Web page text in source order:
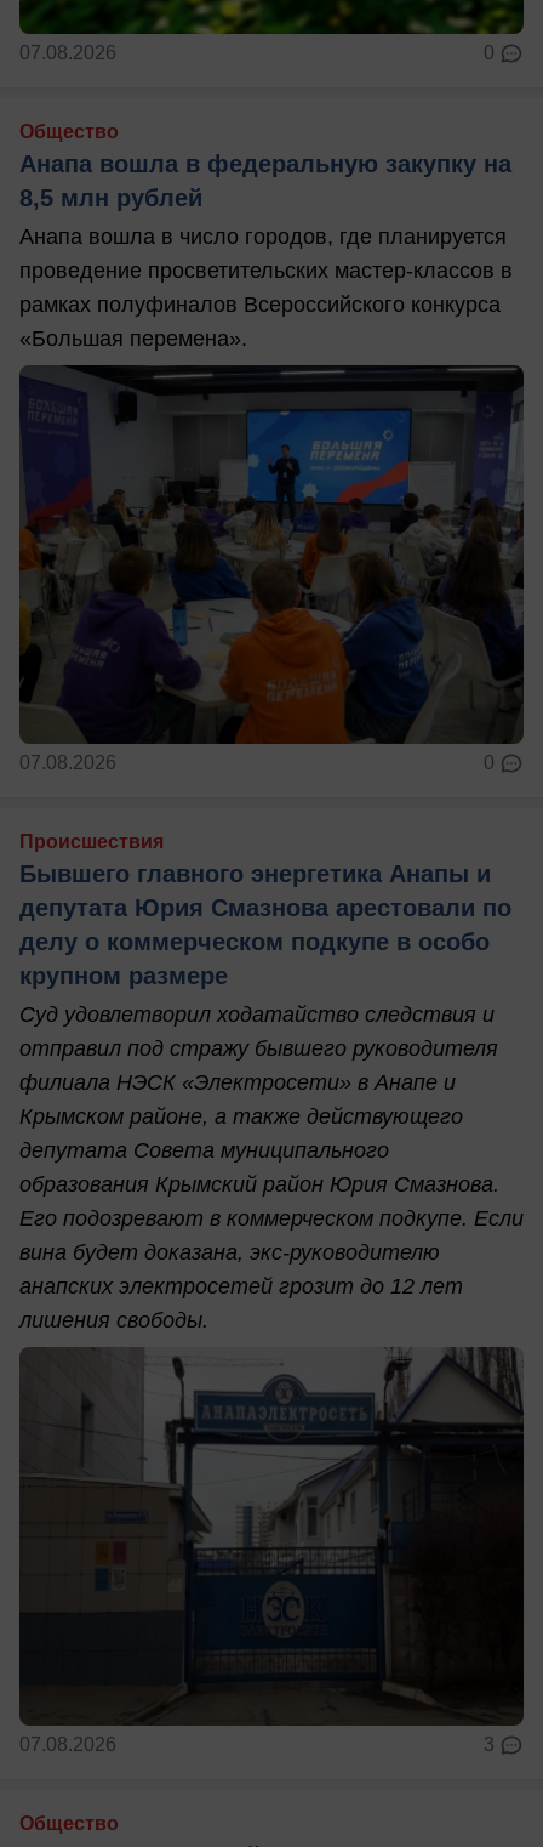
07.08.2026 0
Общество
Анапа вошла в федеральную закупку на
8,5 млн рублей
Анапа вошла в число городов, где планируется
проведение просветительских мастер-классов в
рамках полуфиналов Всероссийского конкурса
«Большая перемена».
07.08.2026 0
Происшествия
Бывшего главного энергетика Анапы и
депутата Юрия Смазнова арестовали по
делу о коммерческом подкупе в особо
крупном размере
Суд удовлетворил ходатайство следствия и
отправил под стражу бывшего руководителя
филиала НЭСК «Электросети» в Анапе и
Крымском районе, а также действующего
депутата Совета муниципального
образования Крымский район Юрия Смазнова.
Его подозревают в коммерческом подкупе. Если
вина будет доказана, экс-руководителю
анапских электросетей грозит до 12 лет
лишения свободы.
07.08.2026 3
Общество